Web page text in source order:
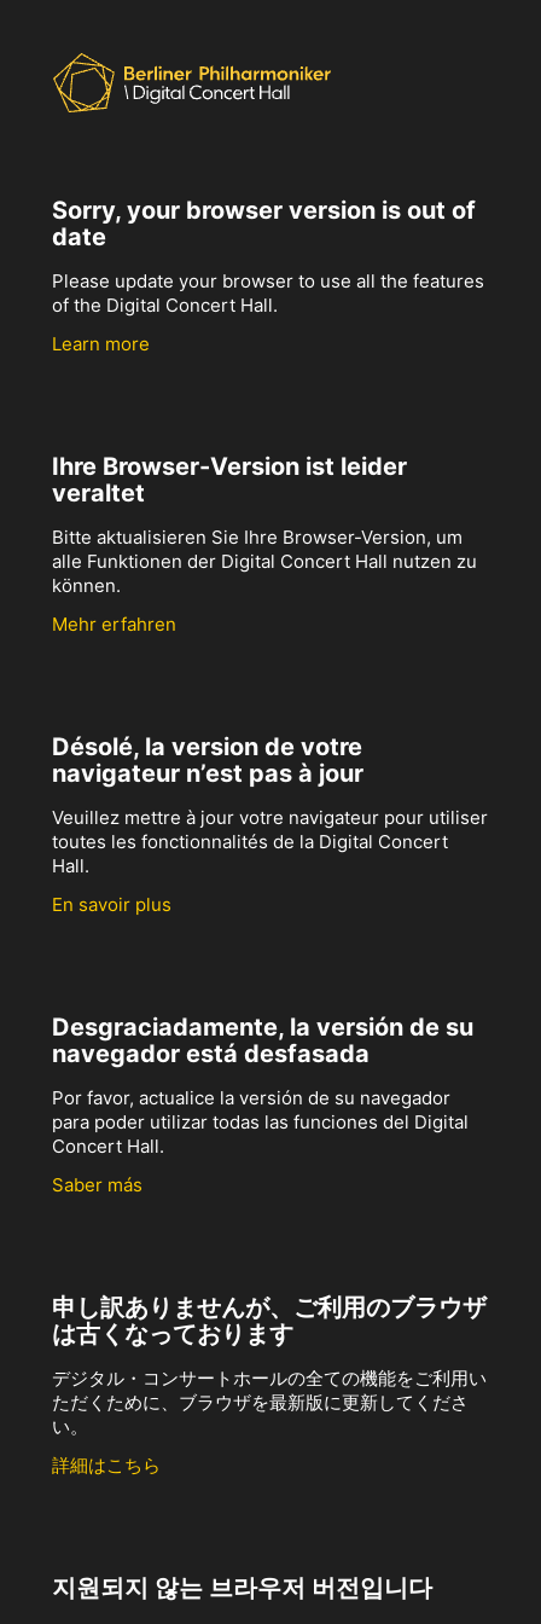
Sorry, your browser version is out of
date
Please update your browser to use all the features
of the Digital Concert Hall.
Learn more
Ihre Browser-Version ist leider
veraltet
Bitte aktualisieren Sie Ihre Browser-Version, um
alle Funktionen der Digital Concert Hall nutzen zu
können.
Mehr erfahren
Désolé, la version de votre
navigateur n’est pas à jour
Veuillez mettre à jour votre navigateur pour utiliser
toutes les fonctionnalités de la Digital Concert
Hall.
En savoir plus
Desgraciadamente, la versión de su
navegador está desfasada
Por favor, actualice la versión de su navegador
para poder utilizar todas las funciones del Digital
Concert Hall.
Saber más
申し訳ありませんが、ご利用のブラウザ
は古くなっております
デジタル・コンサートホールの全ての機能をご利用い
ただくために、ブラウザを最新版に更新してくださ
い。
詳細はこちら
지원되지 않는 브라우저 버전입니다